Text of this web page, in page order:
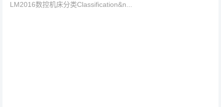
LM2016数控机床分类Classification&n...